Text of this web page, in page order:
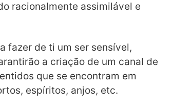
racionalmente assimilável e
fazer de ti um ser sensível,
a criação de um canal de
que se encontram em
espíritos, anjos, etc.